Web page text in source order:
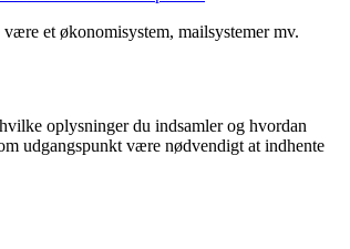
et økonomisystem, mailsystemer mv.
oplysninger du indsamler og hvordan
udgangspunkt være nødvendigt at indhente